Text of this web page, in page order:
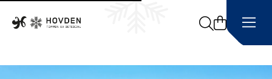
Search